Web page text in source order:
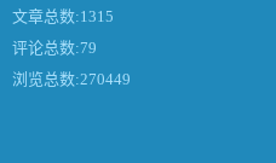
文章总数:1315
评论总数:79
浏览总数:270449